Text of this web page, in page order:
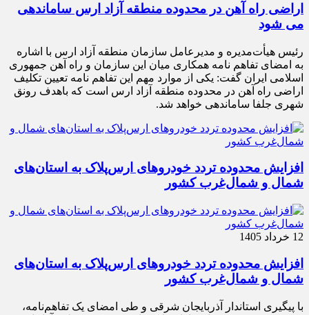
اراضی راه آهن در محدوده منطقه آزاد ارس ساماندهی
می شود
رئیس هیأت‌مدیره و مدیرعامل سازمان منطقه آزاد ارس با اشاره
به امضای تفاهم نامه همکاری میان این سازمان و راه آهن جمهوری
اسلامی ایران گفت: یکی از موارد مهم این تفاهم نامه تعیین تکلیف
اراضی راه آهن در محدوده منطقه آزاد ارس است که باهدف رونق
شهری جلفا ساماندهی خواهد شد.
افزایش محدوده تردد خودروهای ارس‌پلاک به استان‌های
شمال و شمال‌غرب کشور
12 خرداد 1405
افزایش محدوده تردد خودروهای ارس‌پلاک به استان‌های
شمال و شمال‌غرب کشور
با پیگیری استاندار آذربایجان شرقی و طی امضای یک تفاهم‌نامه،